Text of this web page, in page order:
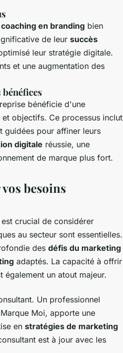
coaching en branding bien
de leur succès
leur stratégie digitale.
et une augmentation des
bénéficie d'une
objectifs. Ce processus inclut
guidées pour affiner leurs
digitale réussie, une
de marque plus fort.
besoins
crucial de considérer
au secteur sont essentielles.
des défis du marketing
adaptés. La capacité à offrir
également un atout majeur.
Un professionnel
Moi, apporte une
en stratégies de marketing
est à jour avec les